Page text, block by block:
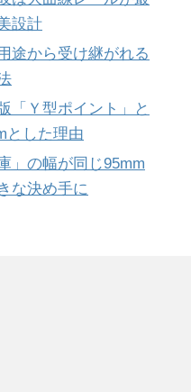
設計
途から受け継がれる
「Ｙ型ポイント」と
とした理由
」の幅が同じ95mm
な決め手に